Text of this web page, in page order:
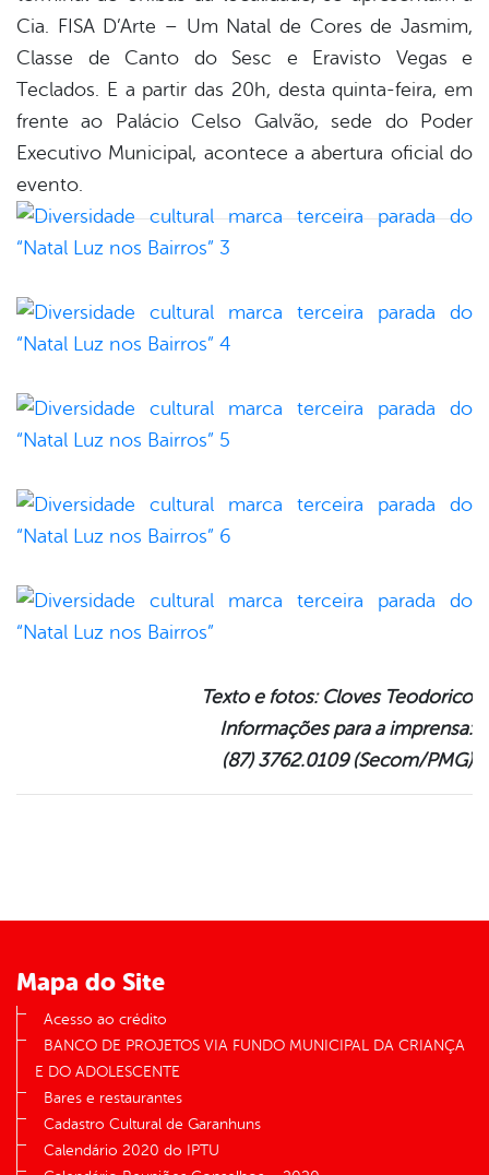
Cia. FISA D’Arte – Um Natal de Cores de Jasmim,
Classe de Canto do Sesc e Eravisto Vegas e
Teclados. E a partir das 20h, desta quinta-feira, em
frente ao Palácio Celso Galvão, sede do Poder
Executivo Municipal, acontece a abertura oficial do
evento.
Texto e fotos: Cloves Teodorico
Informações para a imprensa:
(87) 3762.0109 (Secom/PMG)
Mapa do Site
Acesso ao crédito
BANCO DE PROJETOS VIA FUNDO MUNICIPAL DA CRIANÇA
E DO ADOLESCENTE
Bares e restaurantes
Cadastro Cultural de Garanhuns
Calendário 2020 do IPTU